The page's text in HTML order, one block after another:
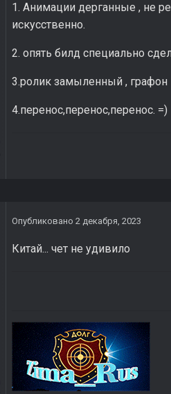
1. Анимации дерганные , не
искусственно.
2. опять билд специально
3.ролик замыленный ,
4.перенос,перенос,перенос.
Опубликовано 2 декабря, 2023
Китай... чет не удивило